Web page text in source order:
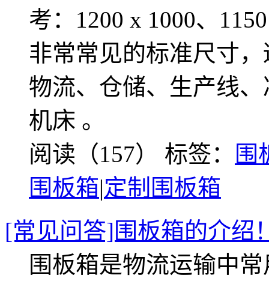
考：1200 x 1000、
非常常见的标准尺寸
物流、仓储、生产线
机床 。
阅读（157） 标签：
围
围板箱|定制围板箱
[常见问答]围板箱的介绍
围板箱是物流运输中